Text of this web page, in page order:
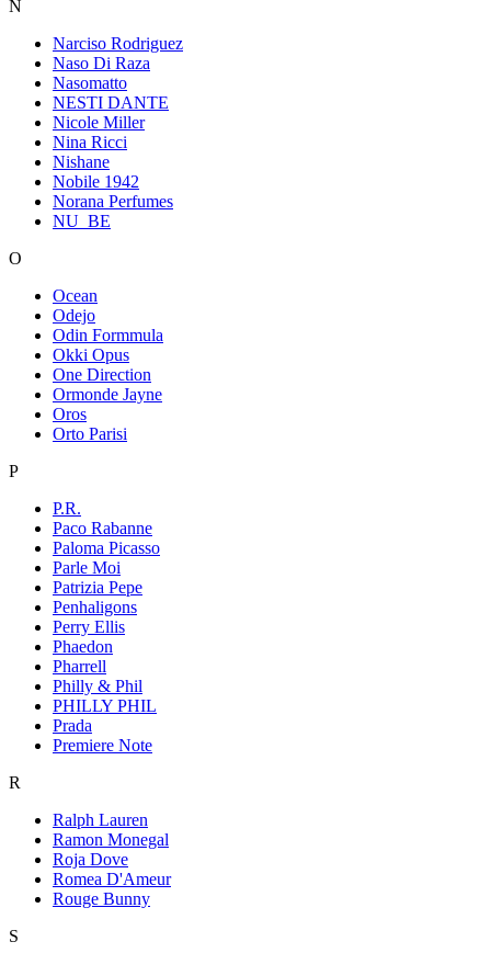
N
Narciso Rodriguez
Naso Di Raza
Nasomatto
NESTI DANTE
Nicole Miller
Nina Ricci
Nishane
Nobile 1942
Norana Perfumes
NU_BE
O
Ocean
Odejo
Odin Formmula
Okki Opus
One Direction
Ormonde Jayne
Oros
Orto Parisi
P
P.R.
Paco Rabanne
Paloma Picasso
Parle Moi
Patrizia Pepe
Penhaligons
Perry Ellis
Phaedon
Pharrell
Philly & Phil
PHILLY PHIL
Prada
Premiere Note
R
Ralph Lauren
Ramon Monegal
Roja Dove
Romea D'Ameur
Rouge Bunny
S